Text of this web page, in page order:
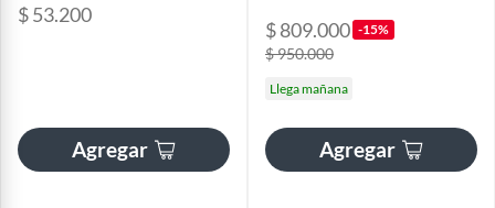
$ 53.200
Agregar
$ 809.000 -15%
$ 950.000
Llega mañana
Agregar